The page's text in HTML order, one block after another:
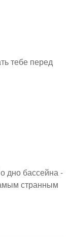
тебе перед
дно бассейна -
странным